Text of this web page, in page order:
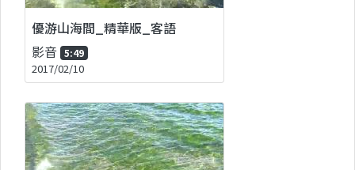
優游山海間_精華版_客語
影音 5:49
2017/02/10